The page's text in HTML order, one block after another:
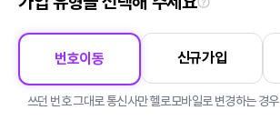
번호이동 신규가입
쓰던 번호 그대로 통신사만 헬로모바일로 변경하는 경우